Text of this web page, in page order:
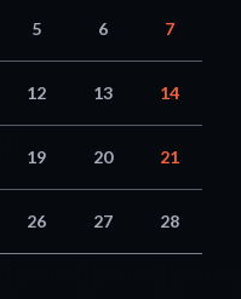
5 6 7
12 13 14
19 20 21
26 27 28